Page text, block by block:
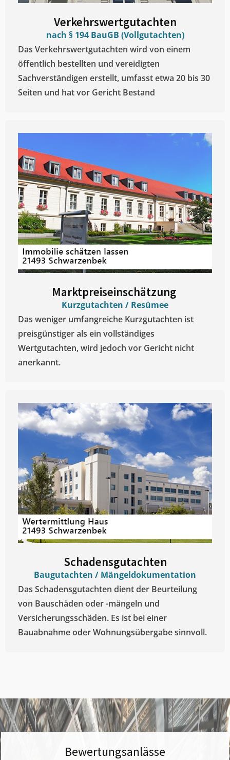
Verkehrswertgutachten
nach § 194 BauGB (Vollgutachten)
Das Verkehrswertgutachten wird von einem
öffentlich bestellten und vereidigten
Sachverständigen erstellt, umfasst etwa 20 bis 30
Seiten und hat vor Gericht Bestand
Marktpreiseinschätzung ​
Kurzgutachten / Resümee
Das weniger umfangreiche Kurzgutachten ist
preisgünstiger als ein vollständiges
Wertgutachten, wird jedoch vor Gericht nicht
anerkannt.
Schadensgutachten
Baugutachten / Mängeldokumentation
Das Schadensgutachten dient der Beurteilung
von Bauschäden oder -mängeln und
Versicherungsschäden. Es ist bei einer
Bauabnahme oder Wohnungsübergabe sinnvoll.
Bewertungsanlässe